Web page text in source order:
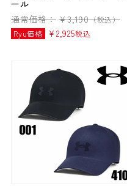
ール
通常価格： ¥3,190（税込）
Ryu価格
¥ 2,925税込